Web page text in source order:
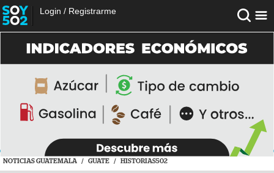
Login / Registrarme
NOTICIAS GUATEMALA / GUATE / HISTORIAS502